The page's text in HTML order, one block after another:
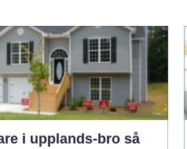
i upplands-bro så